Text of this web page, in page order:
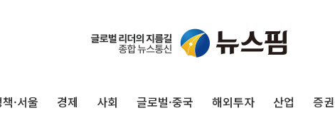
·서울 경제 사회 글로벌·중국 해외투자 산업 증
청양 밭에서 일하던 90대 숨져…온열질환 여부 조사
李대통령, 'ISA·주가누르기 방지법' 전면 재검토 지시